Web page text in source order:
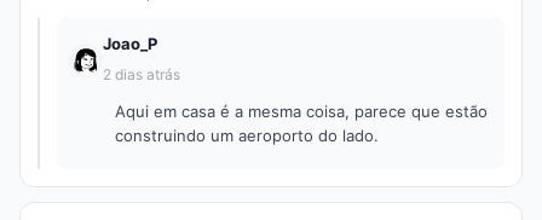
Joao_P
2 dias atrás
Aqui em casa é a mesma coisa, parece que estão
construindo um aeroporto do lado.